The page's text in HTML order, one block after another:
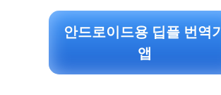
안드로이드용 딥플 번역기
앱